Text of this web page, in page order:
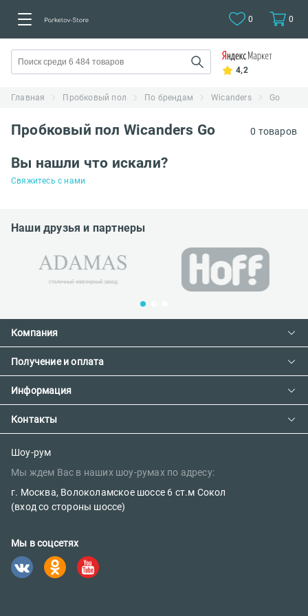
0 0
4,2
Главная Пробковый пол По брендам Wicanders Go
Пробковый пол Wicanders Go 0 товаров
Вы нашли что искали?
Свяжитесь с нами
Наши друзья и партнеры
Компания
Контакты
О компании
Сотрудничество
Наш блог
Получение и оплата
Доставка и оплата
Предзаказ товара с фабрики
Информация
Как сделать заказ
Политика конфиденциальности
Контакты
E-mail:
sales@parketov-store.ru
Телефоны:
Шоу-рум
Мы ждем Вас в наших шоу-румах по адресу:
г. Москва, Волоколамское шоссе 6 ст.м Сокол
(вход со стороны шоссе)
Мы в соцсетях